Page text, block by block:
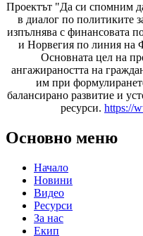
Проектът "Да си спомним
в диалог по политиките
изпълнява с финансовата
и Норвегия по линия на
Основната цел на
ангажираността на
им при
балансирано развитие и
ресурси. https://
Основно меню
Начало
Новини
Видео
Ресурси
За нас
Екип